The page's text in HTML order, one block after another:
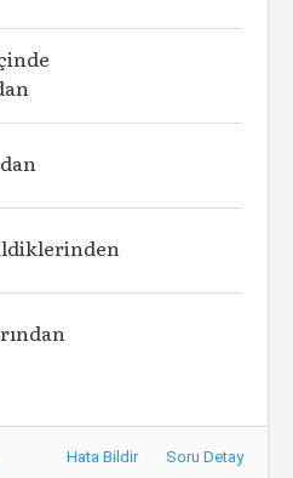
Hata Bildir Soru Detay